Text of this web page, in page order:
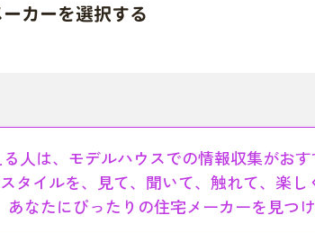
カーを選択する
人は、モデルハウスでの情報収集がお
タイルを、見て、聞いて、触れて、楽し
なたにぴったりの住宅メーカーを見つけ